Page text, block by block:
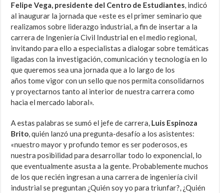
Felipe Vega, presidente del Centro de Estudiantes, indicó
al inaugurar la jornada que «este es el primer seminario que
realizamos sobre liderazgo industrial, a fin de insertar a la
carrera de Ingeniería Civil Industrial en el medio regional,
invitando para ello a especialistas a dialogar sobre temáticas
ligadas con la investigación, comunicación y tecnología en lo
que queremos sea una jornada que a lo largo de los
años tome vigor con un sello que nos permita consolidarnos
y proyectarnos tanto al interior de nuestra carrera como
hacia el mercado laboral».
A estas palabras se sumó el jefe de carrera, Luis Espinoza
Brito, quién lanzó una pregunta-desafío a los asistentes:
«nuestro mayor y profundo temor es ser poderosos, es
nuestra posibilidad para desarrollar todo lo exponencial, lo
que eventualmente asusta a la gente. Probablemente muchos
de los que recién ingresan a una carrera de ingeniería civil
industrial se preguntan ¿Quién soy yo para triunfar?, ¿Quién